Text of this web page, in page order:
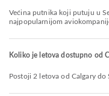
Većina putnika koji putuju u
najpopularnijom
Koliko je letova dostupno od
Postoji 2 letova od Calgary do